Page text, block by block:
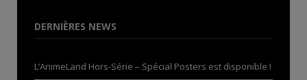
DERNIÈRES NEWS
L’AnimeLand Hors-Série – Spécial Posters est disponible !